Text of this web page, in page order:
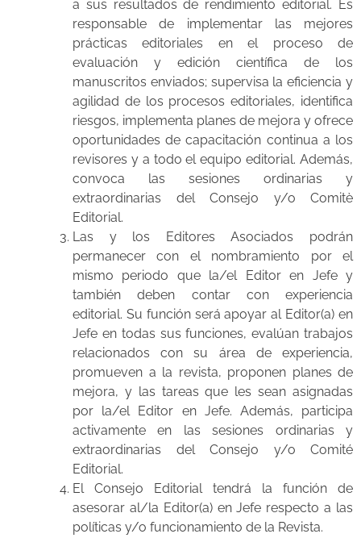
a sus resultados de rendimiento editorial. Es
responsable de implementar las mejores
prácticas editoriales en el proceso de
evaluación y edición científica de los
manuscritos enviados; supervisa la eficiencia y
agilidad de los procesos editoriales, identifica
riesgos, implementa planes de mejora y ofrece
oportunidades de capacitación continua a los
revisores y a todo el equipo editorial. Además,
convoca las sesiones ordinarias y
extraordinarias del Consejo y/o Comitè
Editorial.
Las y los Editores Asociados podrán
permanecer con el nombramiento por el
mismo periodo que la/el Editor en Jefe y
también deben contar con experiencia
editorial. Su función será apoyar al Editor(a) en
Jefe en todas sus funciones, evalúan trabajos
relacionados con su área de experiencia,
promueven a la revista, proponen planes de
mejora, y las tareas que les sean asignadas
por la/el Editor en Jefe. Además, participa
activamente en las sesiones ordinarias y
extraordinarias del Consejo y/o Comité
Editorial.
El Consejo Editorial tendrá la función de
asesorar al/la Editor(a) en Jefe respecto a las
políticas y/o funcionamiento de la Revista.